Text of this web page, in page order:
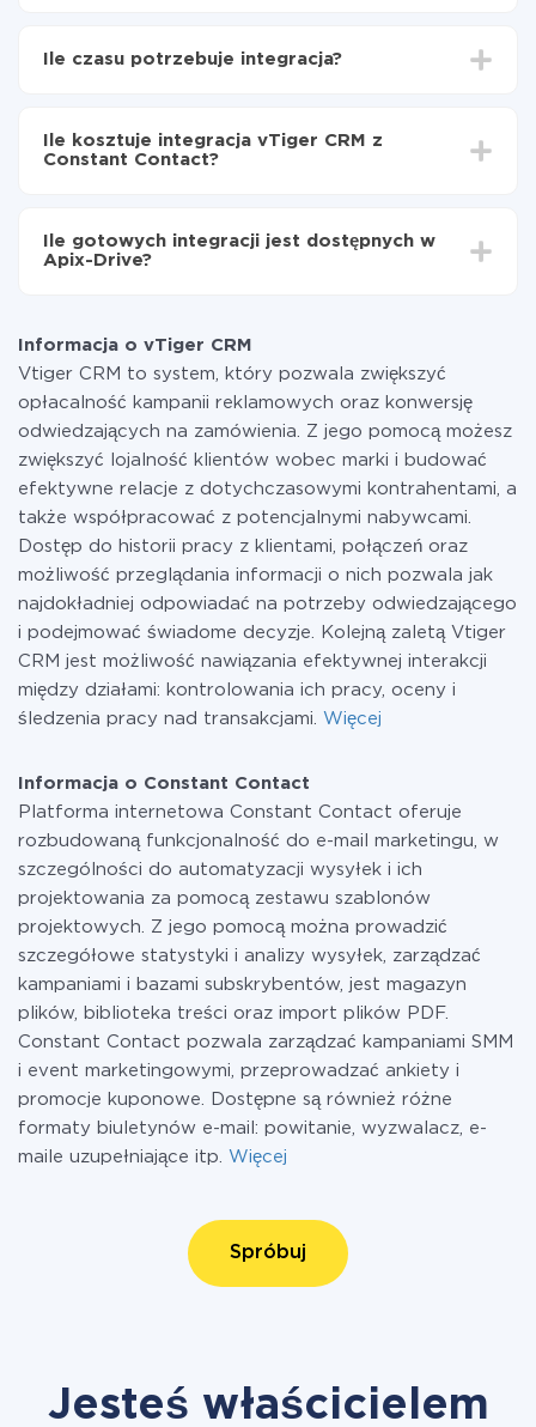
Constant Contact
vTiger CRM do Constant Contact
Ile czasu potrzebuje integracja?
od 5 do 30 minut. Konfiguracja zajmuje średnio 10-15
minut.
Ile kosztuje integracja vTiger CRM z
Constant Contact?
Płacisz tylko za ilość danych, która faktycznie jest
przekazywana z jednego z Twoich systemów do
w razie potrzeby przełączyć się na płatną. Więcej
informacji otaryfach.
Ile gotowych integracji jest dostępnych w
Apix-Drive?
Informacja o vTiger CRM
Vtiger CRM to system, który pozwala zwiększyć
opłacalność kampanii reklamowych oraz konwersję
odwiedzających na zamówienia. Z jego pomocą możesz
zwiększyć lojalność klientów wobec marki i budować
efektywne relacje z dotychczasowymi kontrahentami, a
także współpracować z potencjalnymi nabywcami.
Dostęp do historii pracy z klientami, połączeń oraz
możliwość przeglądania informacji o nich pozwala jak
najdokładniej odpowiadać na potrzeby odwiedzającego
i podejmować świadome decyzje. Kolejną zaletą Vtiger
CRM jest możliwość nawiązania efektywnej interakcji
między działami: kontrolowania ich pracy, oceny i
śledzenia pracy nad transakcjami. Więcej
Informacja o Constant Contact
Platforma internetowa Constant Contact oferuje
rozbudowaną funkcjonalność do e-mail marketingu, w
szczególności do automatyzacji wysyłek i ich
projektowania za pomocą zestawu szablonów
projektowych. Z jego pomocą można prowadzić
szczegółowe statystyki i analizy wysyłek, zarządzać
kampaniami i bazami subskrybentów, jest magazyn
plików, biblioteka treści oraz import plików PDF.
Constant Contact pozwala zarządzać kampaniami SMM
i event marketingowymi, przeprowadzać ankiety i
promocje kuponowe. Dostępne są również różne
formaty biuletynów e-mail: powitanie, wyzwalacz, e-
maile uzupełniające itp. Więcej
Spróbuj
Jesteś właścicielem